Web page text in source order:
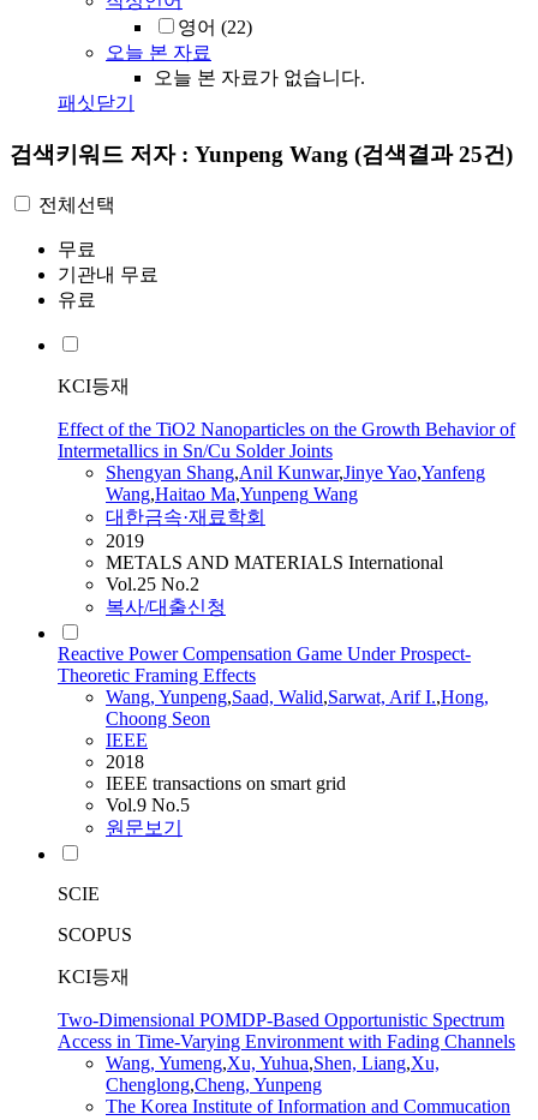
영어 (22)
오늘 본 자료
오늘 본 자료가 없습니다.
패싯닫기
검색키워드 저자 : Yunpeng Wang (검색결과 25건)
전체선택
무료
기관내 무료
유료
KCI등재
Effect of the TiO2 Nanoparticles on the Growth Behavior of
Intermetallics in Sn/Cu Solder Joints
Shengyan Shang,Anil Kunwar,Jinye Yao,Yanfeng
Wang,Haitao Ma,Yunpeng Wang
대한금속·재료학회
2019
METALS AND MATERIALS International
Vol.25 No.2
복사/대출신청
Reactive Power Compensation Game Under Prospect-
Theoretic Framing Effects
Wang, Yunpeng,Saad, Walid,Sarwat, Arif I.,Hong,
Choong Seon
IEEE
2018
IEEE transactions on smart grid
Vol.9 No.5
원문보기
SCIE
SCOPUS
KCI등재
Two-Dimensional POMDP-Based Opportunistic Spectrum
Access in Time-Varying Environment with Fading Channels
Wang, Yumeng,Xu, Yuhua,Shen, Liang,Xu,
Chenglong,Cheng, Yunpeng
The Korea Institute of Information and Commucation